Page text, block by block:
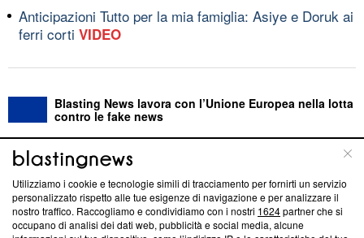
Anticipazioni Tutto per la mia famiglia: Asiye e Doruk ai
ferri corti VIDEO
Blasting News lavora con l’Unione Europea nella lotta
contro le fake news
ABOUT LINEA EDITORIALE
Questa sezione offre informazioni trasparenti su Blasting
News, sui nostri processi editoriali e su come ci impegniamo a
Utilizziamo i cookie e tecnologie simili di tracciamento per fornirti un servizio
personalizzato rispetto alle tue esigenze di navigazione e per analizzare il
nostro traffico. Raccogliamo e condividiamo con i nostri 1624partner che si
occupano di analisi dei dati web, pubblicità e social media, alcune